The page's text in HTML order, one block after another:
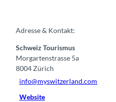
Adresse & Kontakt:
Schweiz Tourismus
Morgartenstrasse 5a
8004 Zürich
info@myswitzerland.com
Website